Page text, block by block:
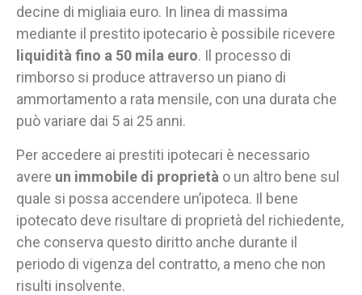
decine di migliaia euro. In linea di massima
mediante il prestito ipotecario è possibile ricevere
liquidità fino a 50 mila euro. Il processo di
rimborso si produce attraverso un piano di
ammortamento a rata mensile, con una durata che
può variare dai 5 ai 25 anni.
Per accedere ai prestiti ipotecari è necessario
avere un immobile di proprietà o un altro bene sul
quale si possa accendere un’ipoteca. Il bene
ipotecato deve risultare di proprietà del richiedente,
che conserva questo diritto anche durante il
periodo di vigenza del contratto, a meno che non
risulti insolvente.